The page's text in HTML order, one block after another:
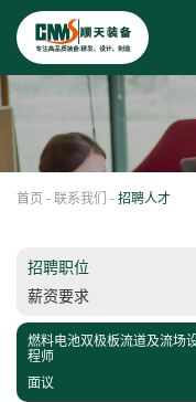
首页 - 联系我们 - 招聘人才
招聘职位
薪资要求
燃料电池双极板流道及流场
程师
面议